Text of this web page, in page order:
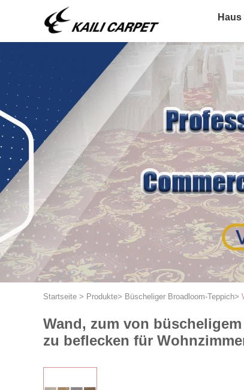
Haus
Startseite > Produkte> Büscheliger Broadloom-Teppich>
Wand, zum von
zu beflecken für